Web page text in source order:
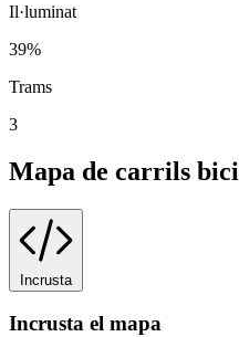
Il·luminat
39%
Trams
3
Mapa de carrils bici
Incrusta
Incrusta el mapa